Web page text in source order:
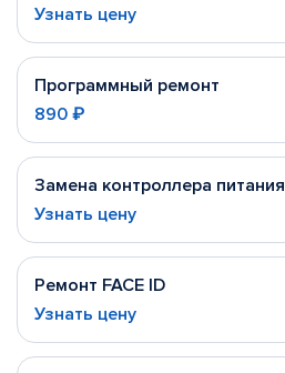
Узнать цену
Программный ремонт
890 ₽
Замена контроллера питания
Узнать цену
Ремонт FACE ID
Узнать цену